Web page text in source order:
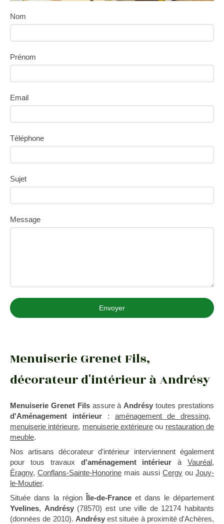
Nom
Prénom
Email
Téléphone
Sujet
Message
Envoyer
Menuiserie Grenet Fils,
décorateur d'intérieur à Andrésy
Menuiserie Grenet Filsassure à Andrésy toutes prestations
d'Aménagement intérieur: aménagement de dressing,
menuiserie intérieure, menuiserie extérieure ou restauration de
meuble.
Nos artisans décorateur d'intérieur interviennent également
pour tous travaux d'aménagement intérieur àVauréal,
Éragny, Conflans-Sainte-Honorine mais aussi Cergy ou Jouy-
le-Moutier.
Située dans la région Île-de-France et dans le département
Yvelines, Andrésy(78570) est une ville de 12174 habitants
(données de 2010). Andrésyest située à proximité d'Achères,